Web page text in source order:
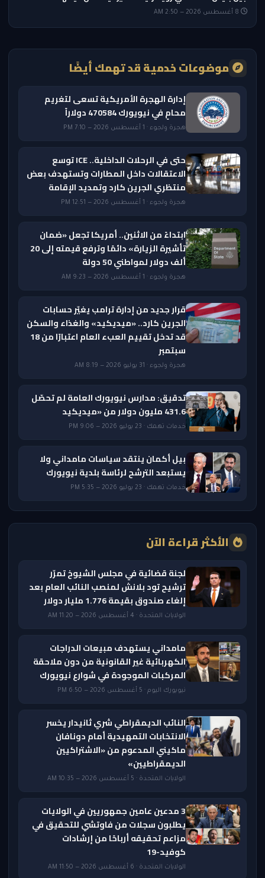
موضوعات خدمية قد تهمك أيضًا
إدارة الهجرة الأمريكية تسعى لتغريم
محامٍ في نيويورك 470584 دولاراً
هجرة ولجوء · 1 أغسطس 2026 — 7:10 PM
حتى في الرحلات الداخلية.. ICE توسع
الاعتقالات داخل المطارات وتستهدف بعض
منتظري الجرين كارد وتمديد الإقامة
هجرة ولجوء · 1 أغسطس 2026 — 12:51 PM
ابتداءً من الاثنين.. أمريكا تجعل «ضمان
تأشيرة الزيارة» دائمًا وترفع قيمته إلى 20
ألف دولار لمواطني 50 دولة
هجرة ولجوء · 1 أغسطس 2026 — 9:23 AM
قرار جديد من إدارة ترامب يغيّر حسابات
الجرين كارد.. «ميديكيد» والغذاء والسكن
قد تدخل تقييم العبء العام اعتبارًا من 18
سبتمبر
هجرة ولجوء · 31 يوليو 2026 — 8:19 AM
تدقيق: مدارس نيويورك العامة لم تحصّل
431.6 مليون دولار من «ميديكيد
خدمات تهمك · 23 يوليو 2026 — 9:06 PM
بيل أكمان ينتقد سياسات مامداني ولا
يستبعد الترشح لرئاسة بلدية نيويورك
خدمات تهمك · 23 يوليو 2026 — 5:35 PM
الأكثر قراءة الآن
لجنة قضائية في مجلس الشيوخ تمرّر
ترشيح تود بلانش لمنصب النائب العام بعد
إلغاء صندوق بقيمة 1.776 مليار دولار
الولايات المتحدة · 4 أغسطس 2026 — 11:20 AM
مامداني يستهدف مبيعات الدراجات
الكهربائية غير القانونية من دون ملاحقة
المركبات الموجودة في شوارع نيويورك
نيويورك اليوم · 5 أغسطس 2026 — 6:50 PM
النائب الديمقراطي شري ثانيدار يخسر
الانتخابات التمهيدية أمام دونافان
ماكيني المدعوم من «الاشتراكيين
الديمقراطيين»
الولايات المتحدة · 5 أغسطس 2026 — 10:35 AM
3 مدعين عامين جمهوريين في الولايات
يطلبون سجلات من فاوتشي للتحقيق في
مزاعم تحقيقه أرباحًا من إرشادات
كوفيد-19
الولايات المتحدة · 6 أغسطس 2026 — 11:50 AM